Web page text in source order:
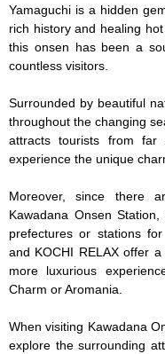
Yamaguchi is a hidden
rich history and healing
this onsen has been a
countless visitors.
Surrounded by beautiful
throughout the changing
attracts tourists from
experience the unique
Moreover, since there
Kawadana Onsen
prefectures or stations
and KOCHI RELAX offer
more luxurious
Charm or Aromania.
When visiting Kawadana
explore the surrounding